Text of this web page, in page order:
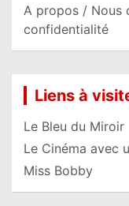
A propos / Nous
confidentialité
Liens à
Le Bleu du Miroir
Le Cinéma avec
Miss Bobby